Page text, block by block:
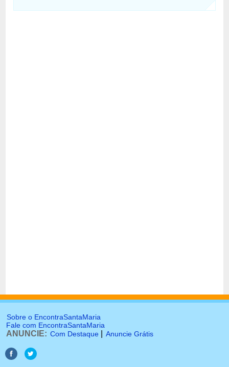
Sobre o EncontraSantaMaria
Fale com EncontraSantaMaria
ANUNCIE: Com Destaque Anuncie Grátis